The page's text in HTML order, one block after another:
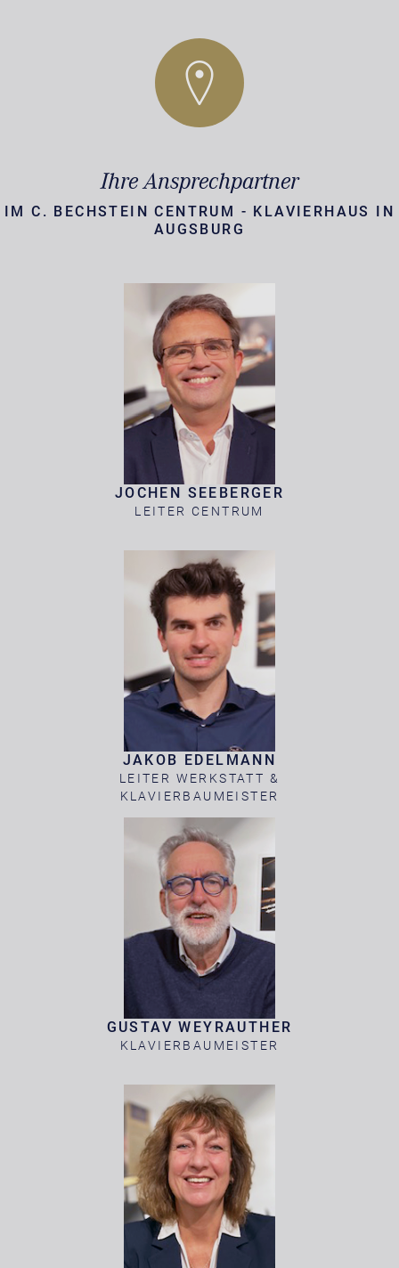
Ihre Ansprechpartner
IM C. BECHSTEIN CENTRUM - KLAVIERHAUS IN
AUGSBURG
JOCHEN SEEBERGER
LEITER CENTRUM
JAKOB EDELMANN
LEITER WERKSTATT &
KLAVIERBAUMEISTER
GUSTAV WEYRAUTHER
KLAVIERBAUMEISTER